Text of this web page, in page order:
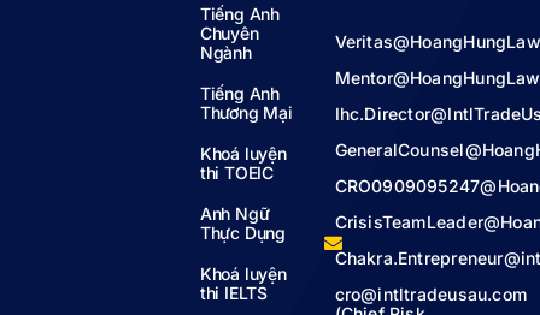
Tiếng Anh
Chuyên
Ngành
Tiếng Anh
Thương Mại
Khoá luyện
thi TOEIC
Anh Ngữ
Thực Dụng
Khoá luyện
thi IELTS
cro@intltradeusau.com